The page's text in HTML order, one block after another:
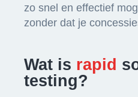
zo snel en effectief
zonder dat je
Wat is rapid
testing?